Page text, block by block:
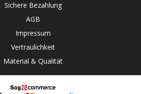
Sichere Bezahlung
AGB
Impressum
Vertraulichkeit
Material & Qualität